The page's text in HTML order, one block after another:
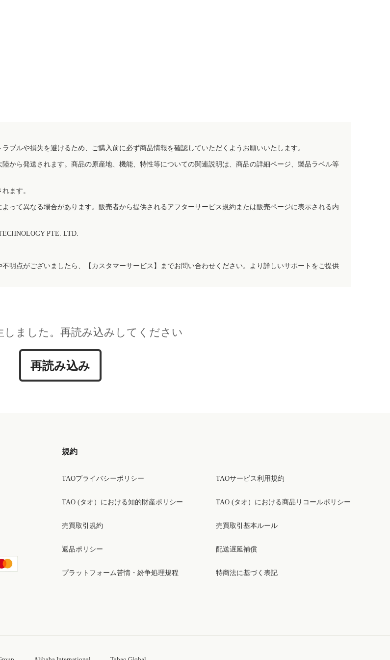
ブルや損失を避けるため、ご購入前に必ず商品情報を確認していただくようお願いいたします。
から発送されます。商品の原産地、機能、特性等についての関連説明は、商品の詳細ページ、製品ラベル等
ます。
って異なる場合があります。販売者から提供されるアフターサービス規約または販売ページに表示される内
PTE. LTD.
明点がございましたら、【カスタマーサービス】までお問い合わせください。より詳しいサポートをご提供
しました。再読み込みしてください
再読み込み
規約
TAOプライバシーポリシー
TAO (タオ）における知的財産ポリシー
売買取引規約
返品ポリシー
プラットフォーム苦情・紛争処理規程
TAOサービス利用規約
TAO (タオ）における商品リコールポリシー
売買取引基本ルール
配送遅延補償
特商法に基づく表記